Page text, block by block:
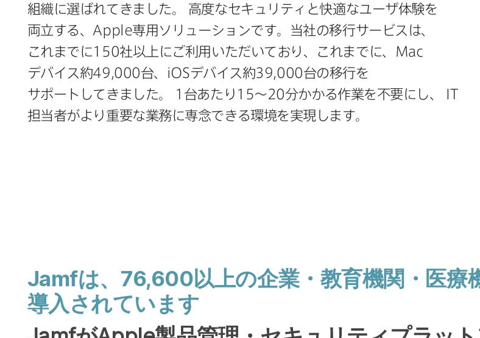
組織に​選ばれてきました。
高度な​セキュリティと​快適な​ユーザ体験を​
両立する、 Apple専用ソリューションです。​当社の​移行サービスは、​
これまでに150社以上に​ご利用いただいており、​これまでに、 Mac
デバイス約49,000台、 iOSデバイス約39,000台の​移行を​
サポートしてきました。
1 台あたり 15〜20分かかる​作業を​不要にし、
IT
担当者が​より​重要な​業務に​専念できる​環境を​実現します。
Jamfは、 76,600以上の​企業・教育機関・​医療
導入されています